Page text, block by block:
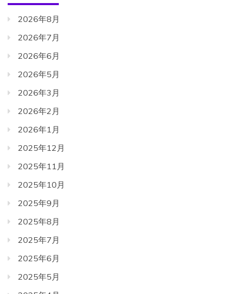
2026年8月
2026年7月
2026年6月
2026年5月
2026年3月
2026年2月
2026年1月
2025年12月
2025年11月
2025年10月
2025年9月
2025年8月
2025年7月
2025年6月
2025年5月